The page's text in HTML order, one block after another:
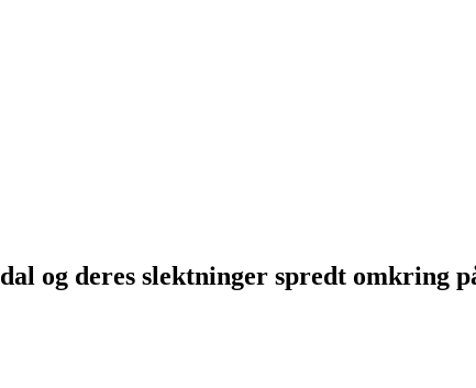
og deres slektninger spredt omkring